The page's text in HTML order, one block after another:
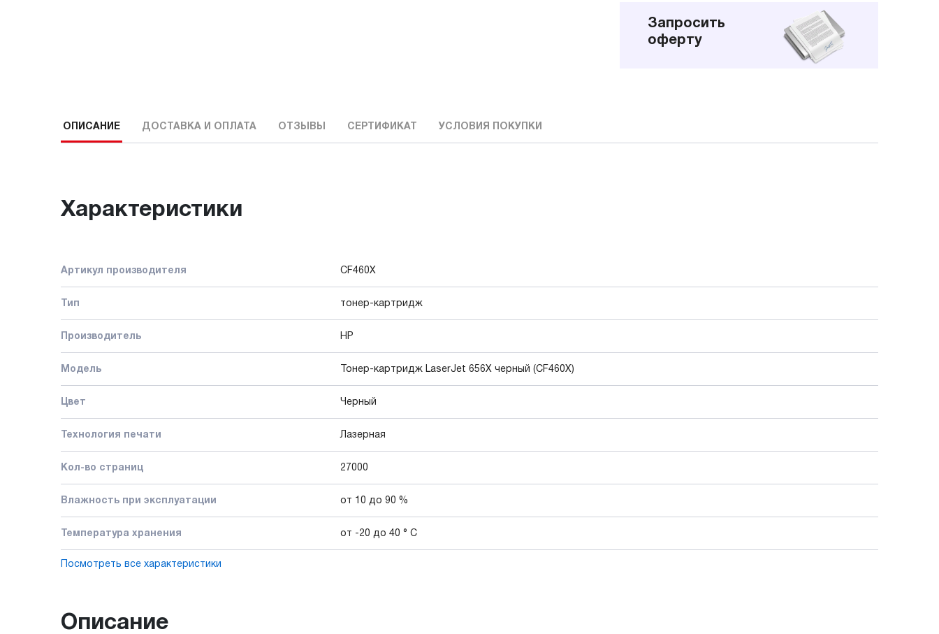
Запросить
оферту
ОПИСАНИЕ ДОСТАВКА И ОПЛАТА ОТЗЫВЫ СЕРТИФИКАТ УСЛОВИЯ ПОКУПКИ
Характеристики
Артикул производителя CF460X
Тип тонер-картридж
Производитель HP
Модель Тонер-картридж LaserJet 656X черный (CF460X)
Цвет Черный
Технология печати Лазерная
Кол-во страниц 27000
Влажность при эксплуатации от 10 до 90 %
Температура хранения от -20 до 40 ° C
Посмотреть все характеристики
Описание